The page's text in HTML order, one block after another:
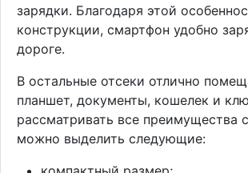
зарядки. Благодаря этой
конструкции, смартфон удобно
дороге.
В остальные отсеки отлично
планшет, документы, кошелек и
рассматривать все преимущества
можно выделить следующие: